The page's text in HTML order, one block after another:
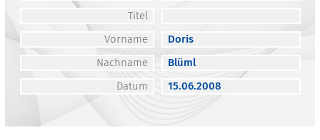
Titel
Vorname
Doris
Nachname
Blüml
Datum
15.06.2008